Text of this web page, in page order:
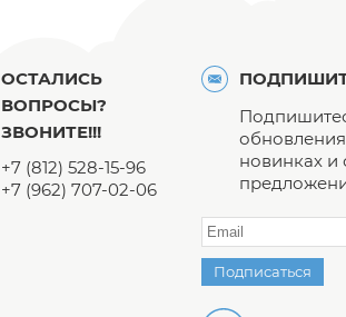
ОСТАЛИСЬ
ВОПРОСЫ?
ЗВОНИТЕ!!!
+7 (812) 528-15-96
+7 (962) 707-02-06
новинках и
Подписаться